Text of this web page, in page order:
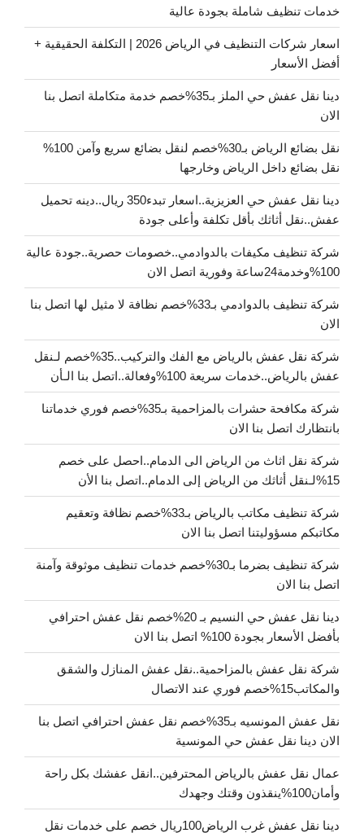
خدمات تنظيف شاملة بجودة عالية
اسعار شركات التنظيف في الرياض 2026 | التكلفة الحقيقية +
أفضل الأسعار
دينا نقل عفش حي الملز بـ35%خصم خدمة متكاملة اتصل بنا
الان
نقل بضائع الرياض بـ30%خصم لنقل بضائع سريع وآمن 100%
نقل بضائع داخل الرياض وخارجها
دينا نقل عفش حي العزيزية..اسعار تبدء350 ريال..دينه تحميل
عفش..نقل أثاثك بأقل تكلفة وأعلى جودة
شركة تنظيف مكيفات بالدوادمي..خصومات حصرية..جودة عالية
100%وخدمة24ساعة وفورية اتصل الان
شركة تنظيف بالدوادمي بـ33%خصم نظافة لا مثيل لها اتصل بنا
الان
شركة نقل عفش بالرياض مع الفك والتركيب..35%خصم لـنقل
عفش بالرياض..خدمات سريعة 100%وفعالة..اتصل بنا الـأن
شركة مكافحة حشرات بالمزاحمية بـ35%خصم فوري خدماتنا
بانتظارك اتصل بنا الان
شركة نقل اثاث من الرياض الى الدمام..احصل على خصم
15%لـنقل أثاثك من الرياض إلى الدمام..اتصل بنا الأن
شركة تنظيف مكاتب بالرياض بـ33%خصم نظافة وتعقيم
مكاتبكم مسؤوليتنا اتصل بنا الان
شركة تنظيف بضرما بـ30%خصم خدمات تنظيف موثوقة وآمنة
اتصل بنا الان
دينا نقل عفش حي النسيم بـ 20%خصم نقل عفش احترافي
بأفضل الأسعار بجودة 100% اتصل بنا الان
شركة نقل عفش بالمزاحمية..نقل عفش المنازل والشقق
والمكاتب15%خصم فوري عند الاتصال
نقل عفش المونسيه بـ35%خصم نقل عفش احترافي اتصل بنا
الان دينا نقل عفش حي المونسية
عمال نقل عفش بالرياض المحترفين..انقل عفشك بكل راحة
وأمان100%ينقذون وقتك وجهدك
دينا نقل عفش غرب الرياض100ريال خصم على خدمات نقل